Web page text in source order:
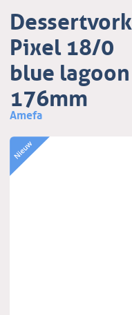
Dessertvork
Pixel 18/0
blue lagoon
176mm
Amefa